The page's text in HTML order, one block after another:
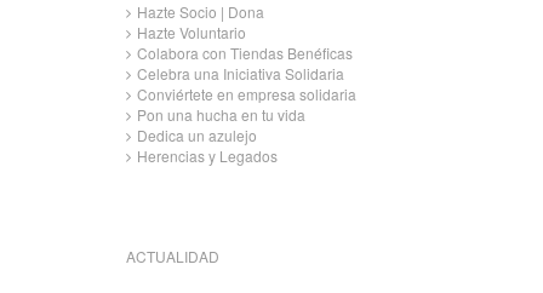
Hazte Socio | Dona
Hazte Voluntario
Colabora con Tiendas Benéficas
Celebra una Iniciativa Solidaria
Conviértete en empresa solidaria
Pon una hucha en tu vida
Dedica un azulejo
Herencias y Legados
ACTUALIDAD